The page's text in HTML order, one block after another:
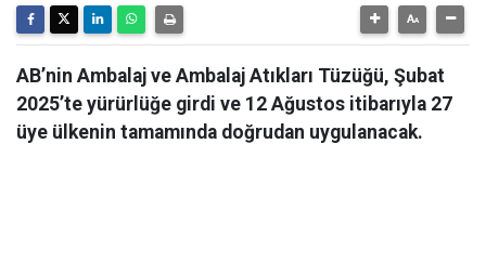
AB’nin Ambalaj ve Ambalaj Atıkları Tüzüğü, Şubat
2025’te yürürlüğe girdi ve 12 Ağustos itibarıyla 27
üye ülkenin tamamında doğrudan uygulanacak.